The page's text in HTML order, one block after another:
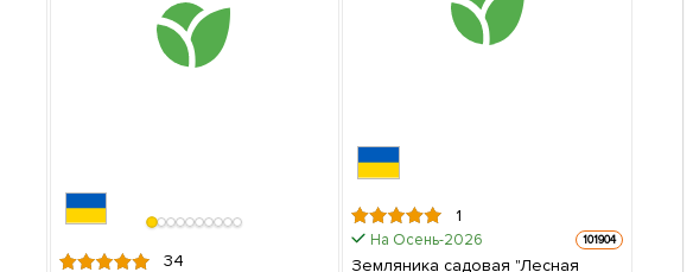
34
1
На Осень-2026 101904
Земляника садовая "Лесная